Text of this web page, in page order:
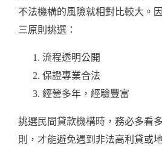
不法機構的風險就相對比較大。
三原則挑選：
流程透明公開
保證專業合法
經營多年，經驗豐富
挑選民間貸款機構時，務必多看
則，才能避免遇到非法高利貸或